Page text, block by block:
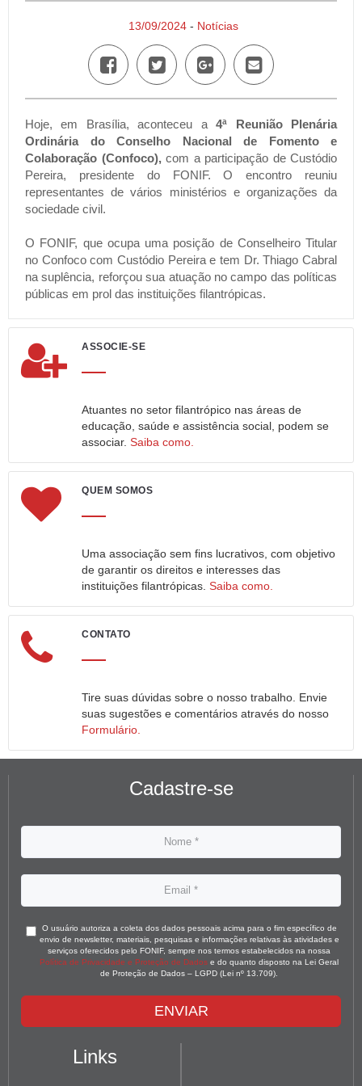
13/09/2024 - Notícias
Hoje, em Brasília, aconteceu a4ª Reunião Plenária
Ordinária do Conselho Nacional de Fomento e
Colaboração (Confoco),com a participação de Custódio
Pereira, presidente do FONIF. O encontro reuniu
representantes de vários ministérios e organizações da
sociedade civil.
O FONIF, que ocupa uma posição de Conselheiro Titular
no Confoco com Custódio Pereira e tem Dr. Thiago Cabral
na suplência, reforçou sua atuação no campo das políticas
públicas em prol das instituições filantrópicas.
ASSOCIE-SE
Atuantes no setor filantrópico nas áreas de
educação, saúde e assistência social, podem se
associar. Saiba como.
QUEM SOMOS
Uma associação sem fins lucrativos, com objetivo
de garantir os direitos e interesses das
instituições filantrópicas. Saiba como.
CONTATO
Tire suas dúvidas sobre o nosso trabalho. Envie
suas sugestões e comentários através do nosso
Formulário.
Cadastre-se
O usuário autoriza a coleta dos dados pessoais acima para o fim específico de
envio de newsletter, materiais, pesquisas e informações relativas às atividades e
serviços oferecidos pelo FONIF, sempre nos termos estabelecidos na nossa
Política de Privacidade e Proteção de Dados e do quanto disposto na Lei Geral
de Proteção de Dados – LGPD (Lei nº 13.709).
ENVIAR
Links